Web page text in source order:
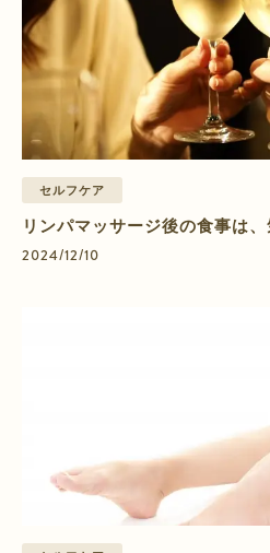
セルフケア
リンパマッサージ後の食事は
2024/12/10